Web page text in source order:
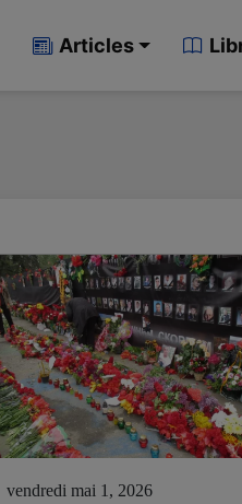
Articles
vendredi mai 1, 2026